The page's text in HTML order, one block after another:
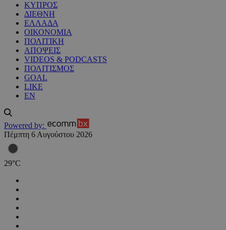
ΚΥΠΡΟΣ
ΔΙΕΘΝΗ
ΕΛΛΑΔΑ
ΟΙΚΟΝΟΜΙΑ
ΠΟΛΙΤΙΚΗ
ΑΠΟΨΕΙΣ
VIDEOS & PODCASTS
ΠΟΛΙΤΙΣΜΟΣ
GOAL
LIKE
EN
Powered by:
Πέμπτη 6 Αυγούστου 2026
29°C